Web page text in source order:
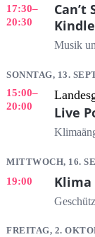
17:30–
20:30
Musik
SONNTAG, 13.
15:00–
20:00
Live
MITTWOCH, 16.
19:00 Klima
FREITAG, 2.